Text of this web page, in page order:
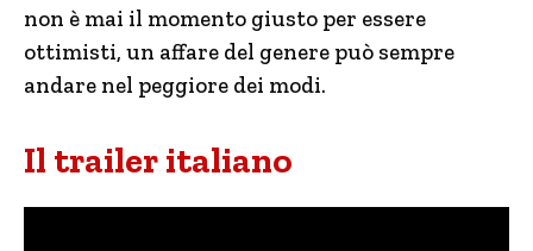
non è mai il momento giusto per essere
ottimisti, un affare del genere può sempre
andare nel peggiore dei modi.
Il trailer italiano